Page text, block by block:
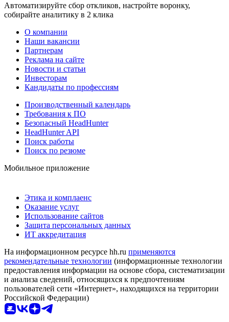
Автоматизируйте сбор откликов, настройте воронку,
собирайте аналитику в 2 клика
О компании
Наши вакансии
Партнерам
Реклама на сайте
Новости и статьи
Инвесторам
Кандидаты по профессиям
Производственный календарь
Требования к ПО
Безопасный HeadHunter
HeadHunter API
Поиск работы
Поиск по резюме
Мобильное приложение
Этика и комплаенс
Оказание услуг
Использование сайтов
Защита персональных данных
ИТ аккредитация
На информационном ресурсе hh.ru применяются
рекомендательные технологии (информационные технологии
предоставления информации на основе сбора, систематизации
и анализа сведений, относящихся к предпочтениям
пользователей сети «Интернет», находящихся на территории
Российской Федерации)